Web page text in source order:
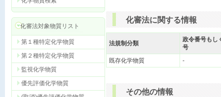
化審法対象物質リスト
第１種特定化学物質
第２種特定化学物質
監視化学物質
優先評価化学物質
化審法に関する情報
法規制分類
政令番号もし
号
既存化学物質
-
その他の情報